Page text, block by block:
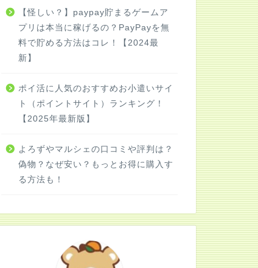
【怪しい？】paypay貯まるゲームア
プリは本当に稼げるの？PayPayを無
料で貯める方法はコレ！【2024最
新】
ポイ活に人気のおすすめお小遣いサイ
ト（ポイントサイト）ランキング！
【2025年最新版】
よろずやマルシェの口コミや評判は？
偽物？なぜ安い？もっとお得に購入す
る方法も！